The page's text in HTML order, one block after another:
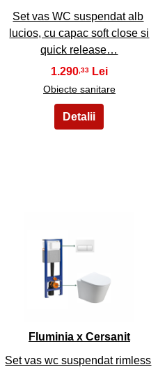
Set vas WC suspendat alb
lucios, cu capac soft close si
quick release…
1.290,33
Obiecte sanitare
Fluminia x Cersanit
Set vas wc suspendat rimless